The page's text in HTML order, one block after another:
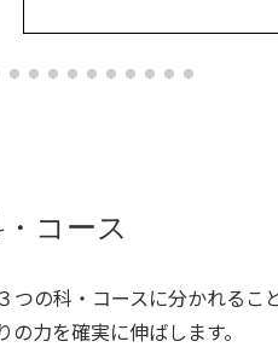
コース
の科・コースに分かれる
力を確実に伸ばします。